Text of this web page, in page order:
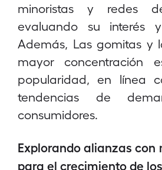
minoristas y redes
evaluando su interés
Además, Las gomitas y
mayor concentración
popularidad, en línea
tendencias de
consumidores.
Explorando alianzas con
para el crecimiento de